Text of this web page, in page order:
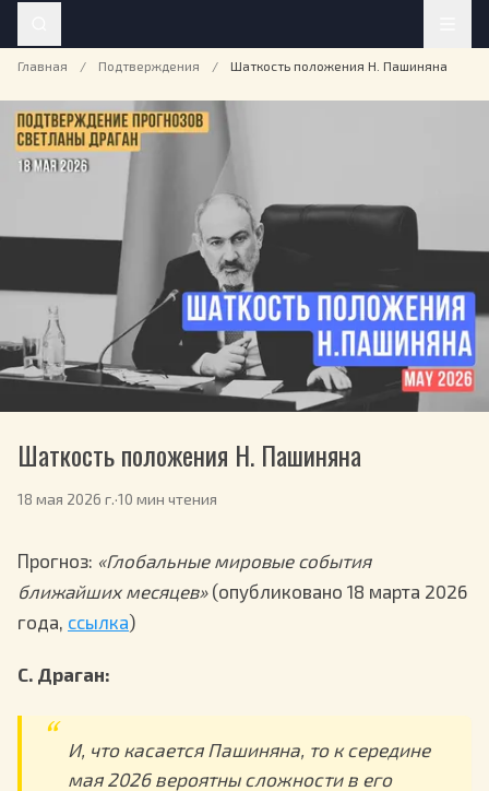
Главная / Подтверждения / Шаткость положения Н. Пашиняна
Шаткость положения Н. Пашиняна
18 мая 2026 г.·10 мин чтения
Прогноз: «Глобальные мировые события
ближайших месяцев»(опубликовано 18 марта 2026
года, ссылка)
С. Драган:
И, что касается Пашиняна, то к середине
мая 2026 вероятны сложности в его